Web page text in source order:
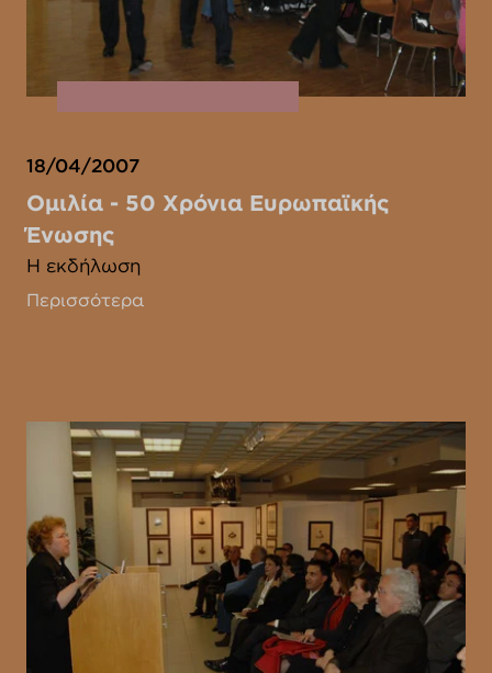
18/04/2007
Ομιλία - 50 Χρόνια Ευρωπαϊκής
Ένωσης
Η εκδήλωση
Περισσότερα